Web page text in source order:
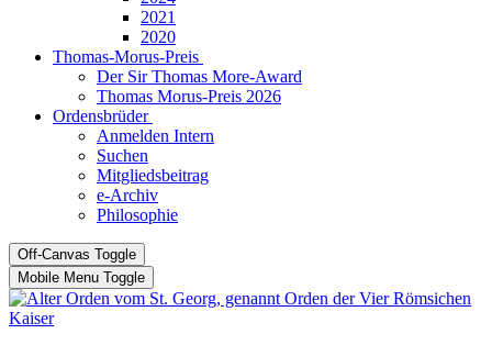
2021
2020
Thomas-Morus-Preis
Der Sir Thomas More-Award
Thomas Morus-Preis 2026
Ordensbrüder
Anmelden Intern
Suchen
Mitgliedsbeitrag
e-Archiv
Philosophie
Off-Canvas Toggle
Mobile Menu Toggle